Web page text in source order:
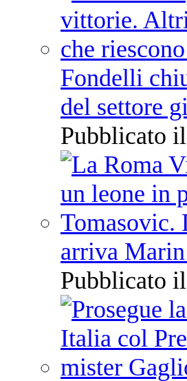
Fondelli
del settore
Pubblicato
arriva
Pubblicato